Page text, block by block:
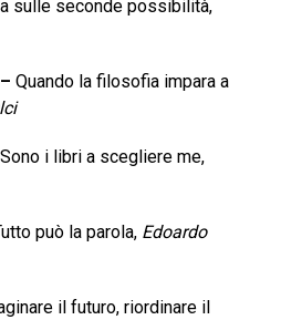
sulle seconde possibilità,
– Quando la filosofia impara a
Sono i libri a scegliere me,
può la parola, Edoardo
il futuro, riordinare il